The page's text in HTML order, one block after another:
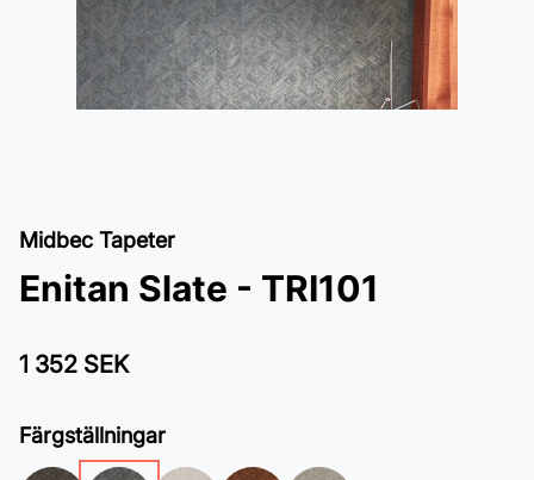
Midbec Tapeter
Enitan Slate - TRI101
1 352 SEK
Färgställningar